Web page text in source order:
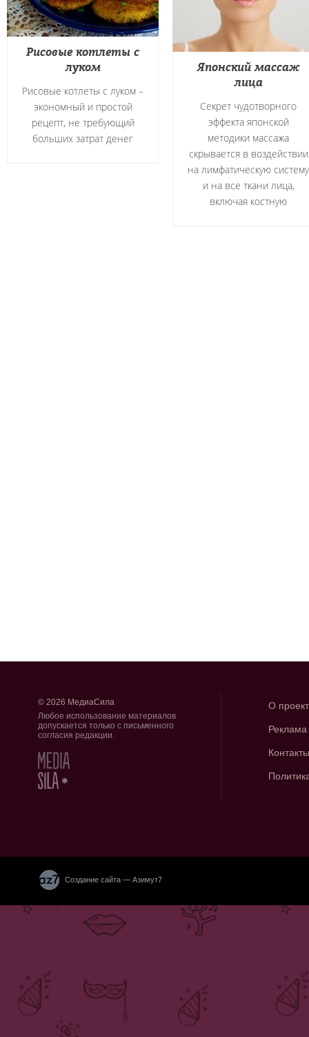
Рисовые котлеты с
луком
Рисовые котлеты с луком –
экономный и простой
рецепт, не требующий
больших затрат денег
Японский массаж
лица
Секрет чудотворного
эффекта японской
методики массажа
скрывается в воздействии
на лимфатическую систему
и на все ткани лица,
включая костную
© 2026 МедиаСила
Любое использование материалов
допускается только с письменного
согласия редакции.
О
Реклама
Контакты
Создание сайта — Азимут7